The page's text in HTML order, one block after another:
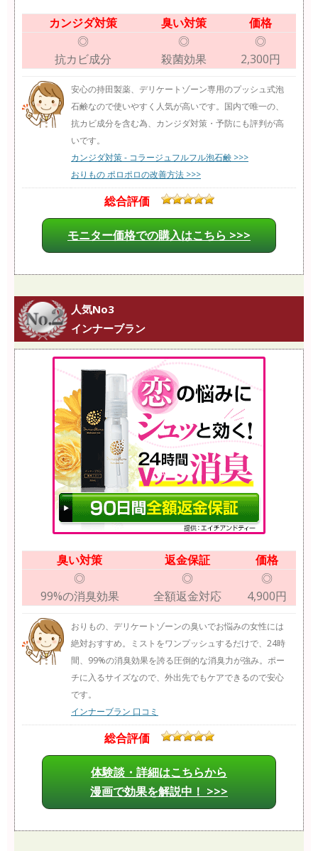
カンジダ対策 臭い対策
価格
◎
抗カビ成分
◎
殺菌効果
◎
2,300円
安心の持田製薬、デリケートゾーン専用のプッシュ式泡
石鹸なので使いやすく人気が高いです。国内で唯一の、
抗カビ成分を含む為、カンジダ対策・予防にも評判が高
いです。
カンジダ対策 - コラージュフルフル泡石鹸 >>>
おりもの ポロポロの改善方法 >>>
総合評価
モニター価格での購入はこちら >>>
人気No3
インナーブラン
臭い対策 返金保証
価格
◎
99%の消臭効果
◎
全額返金対応
◎
4,900円
おりもの、デリケートゾーンの臭いでお悩みの女性には
絶対おすすめ。ミストをワンプッシュするだけで、24時
間、99%の消臭効果を誇る圧倒的な消臭力が強み。ポー
チに入るサイズなので、外出先でもケアできるので安心
です。
インナーブラン 口コミ
総合評価
体験談・詳細はこちらから
漫画で効果を解説中！ >>>